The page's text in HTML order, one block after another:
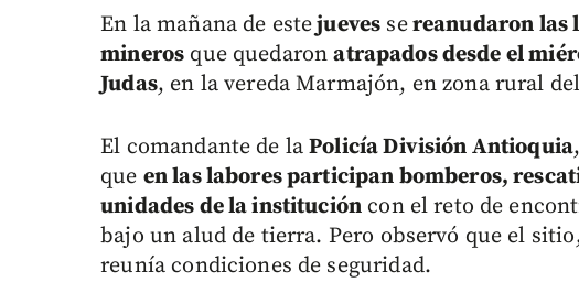
En la mañana de estejueves sereanudaron las
mineros que quedaronatrapados desde el
Judas, en la vereda Marmajón, en zona rural
El comandante de laPolicía División Antioquia
que en las labores participan bomberos,
unidades de la institución con el reto de
bajo un alud de tierra. Pero observó que el
reunía condiciones de seguridad.